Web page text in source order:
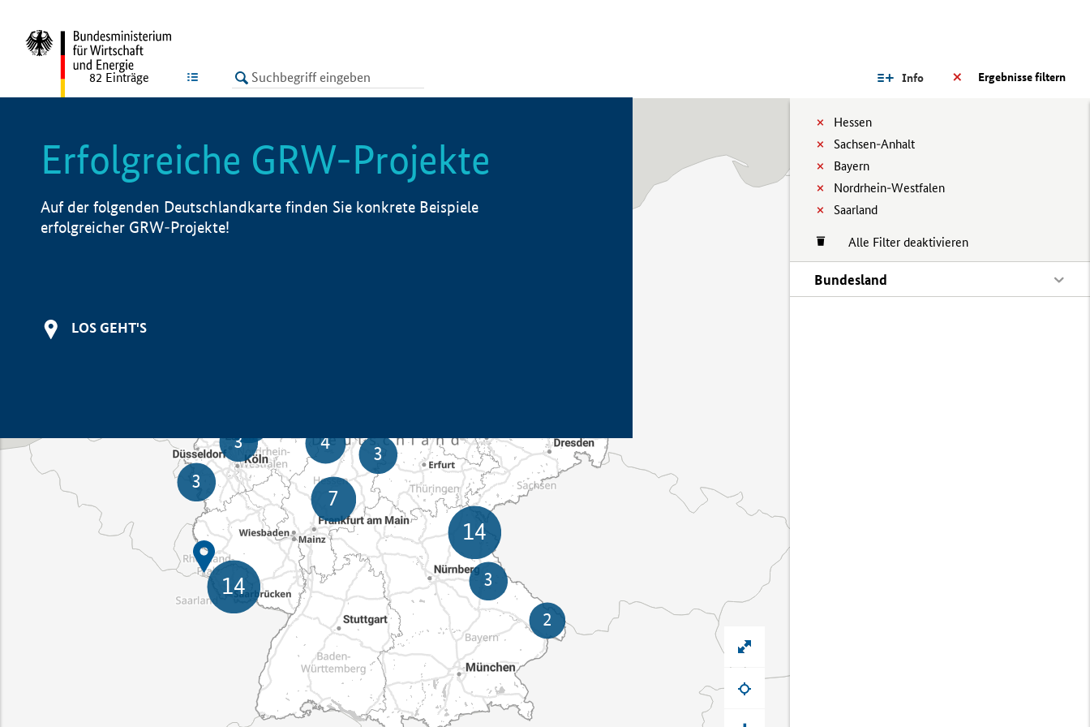
LISTE Ergebnisse filtern
Info
Hessen
Sachsen-Anhalt
Bayern
Nordrhein-Westfalen
Saarland
Alle Filter deaktivieren
Bundesland
82 Einträge
Erfolgreiche GRW-Projekte
Auf der folgenden Deutschlandkarte finden Sie konkrete Beispiele
erfolgreicher GRW-Projekte!
LOS GEHT'S